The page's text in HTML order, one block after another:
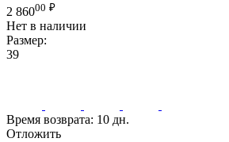
2 86000 ₽
Нет в наличии
Размер:
39
Время возврата: 10 дн.
Отложить